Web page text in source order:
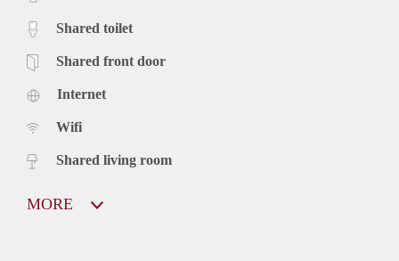
Shared toilet
Shared front door
Internet
Wifi
Shared living room
MORE